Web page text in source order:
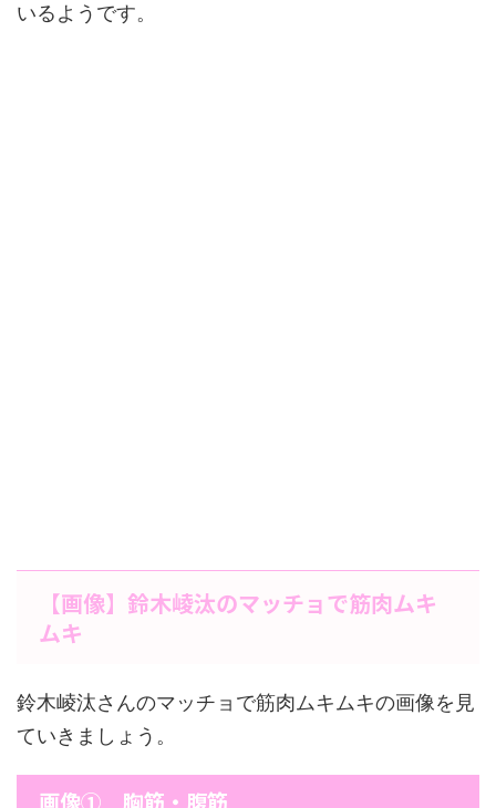
いるようです。
【画像】鈴木崚汰のマッチョで筋肉ムキ
ムキ
鈴木崚汰さんのマッチョで筋肉ムキムキの画像を見
ていきましょう。
画像① 胸筋・腹筋